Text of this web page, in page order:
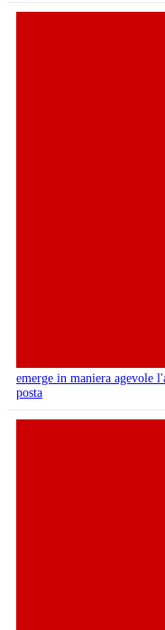
emerge in maniera agevole
posta